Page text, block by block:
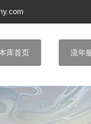
库首页 流年